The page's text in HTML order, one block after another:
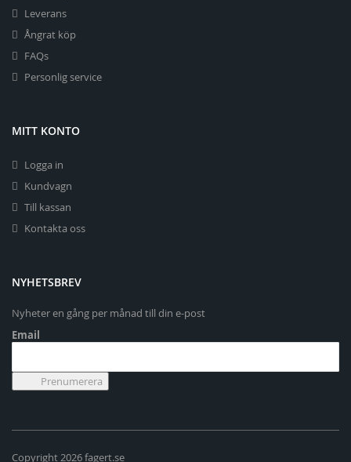
Leverans
Ångrat köp
FAQs
Personlig service
MITT KONTO
Logga in
Kundvagn
Till kassan
Kontakta oss
NYHETSBREV
Nyheter en gång per månad till din e-post
Email
Copyright 2026 fagert.se